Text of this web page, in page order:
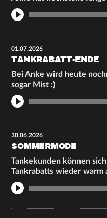
01.07.2026
TANKRABATT-ENDE
Bei Anke wird heute
sogar Mist :)
30.06.2026
SOMMERMODE
Tankekunden können
Tankrabatts wieder warm